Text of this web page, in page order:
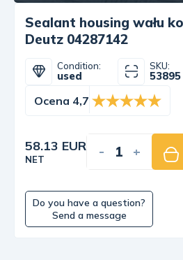
Sealant housing wału
Deutz 04287142
Condition:
used
SKU:
53895
Ocena 4,7
58.13 EUR
NET - +
Do you have a question?
Send a message